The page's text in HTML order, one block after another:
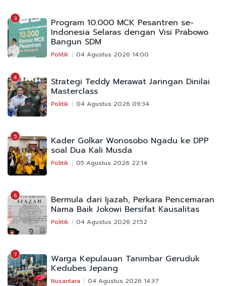
3 Program 10.000 MCK Pesantren se-
Indonesia Selaras dengan Visi Prabowo
Bangun SDM
Politik 04 Agustus 2026 14:00
4 Strategi Teddy Merawat Jaringan Dinilai
Masterclass
Politik 04 Agustus 2026 09:34
5 Kader Golkar Wonosobo Ngadu ke DPP
soal Dua Kali Musda
Politik 05 Agustus 2026 22:14
6 Bermula dari Ijazah, Perkara Pencemaran
Nama Baik Jokowi Bersifat Kausalitas
Politik 04 Agustus 2026 21:52
7 Warga Kepulauan Tanimbar Geruduk
Kedubes Jepang
Nusantara 04 Agustus 2026 14:37